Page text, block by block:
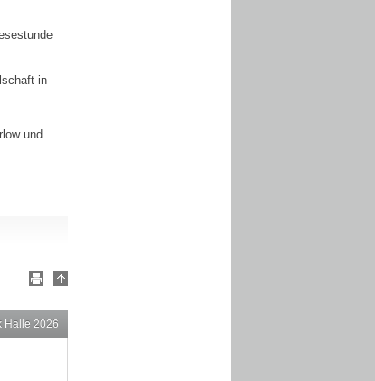
in
und
Halle 2026